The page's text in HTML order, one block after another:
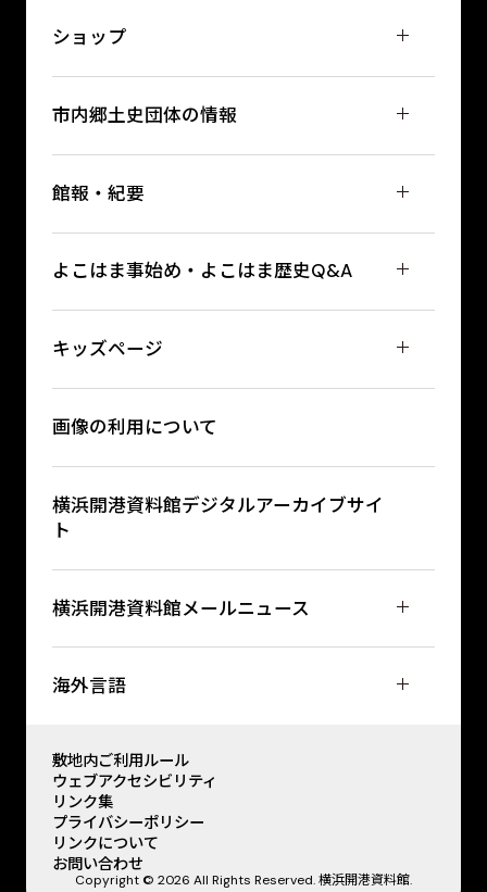
ショップ
市内郷土史団体の情報
館報・紀要
よこはま事始め・よこはま歴史Q&A
キッズページ
画像の利用について
横浜開港資料館デジタルアーカイブサイ
ト
横浜開港資料館メールニュース
海外言語
敷地内ご利用ルール
ウェブアクセシビリティ
リンク集
プライバシーポリシー
リンクについて
お問い合わせ
Copyright © 2026 All Rights Reserved. 横浜開港資料館.